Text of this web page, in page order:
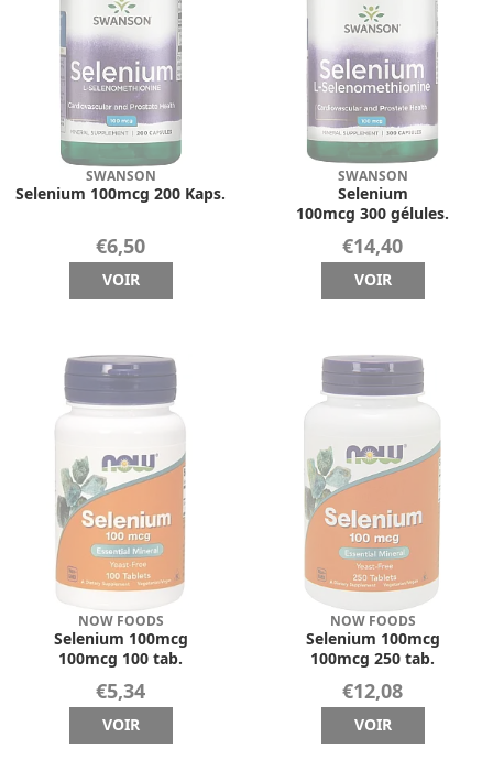
SWANSON
Selenium 100mcg 200 Kaps.
€6,50
VOIR
SWANSON
Selenium
100mcg 300 gélules.
€14,40
VOIR
NOW FOODS
Selenium 100mcg
100mcg 100 tab.
€5,34
VOIR
NOW FOODS
Selenium 100mcg
100mcg 250 tab.
€12,08
VOIR